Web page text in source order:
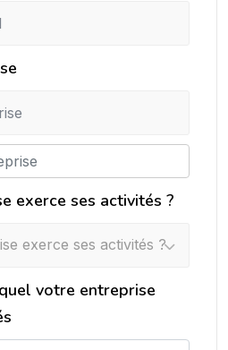
exerce ses activités ?
exerce ses activités ?
votre entreprise